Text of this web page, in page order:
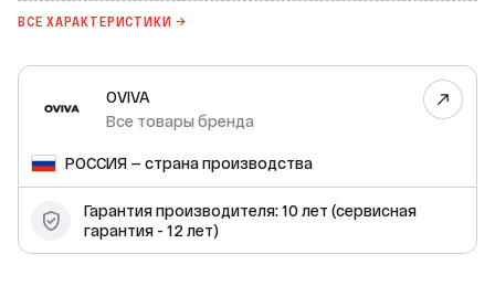
ВСЕ ХАРАКТЕРИСТИКИ →
OVIVA
Все товары бренда
РОССИЯ — страна производства
Гарантия производителя: 10 лет (сервисная
гарантия - 12 лет)